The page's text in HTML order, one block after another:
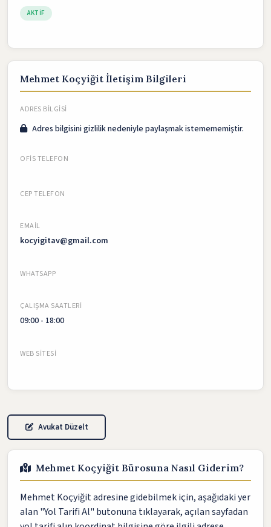
AKTIF
Mehmet Koçyiğit İletişim Bilgileri
ADRES BILGISI
Adres bilgisini gizlilik nedeniyle paylaşmak istemememiştir.
OFIS TELEFON
CEP TELEFON
EMAIL
kocyigitav@gmail.com
WHATSAPP
ÇALIŞMA SAATLERI
09:00 - 18:00
WEB SITESI
Avukat Düzelt
Mehmet Koçyiğit Bürosuna Nasıl Giderim?
Mehmet Koçyiğit adresine gidebilmek için, aşağıdaki yer
alan "Yol Tarifi Al" butonuna tıklayarak, açılan sayfadan